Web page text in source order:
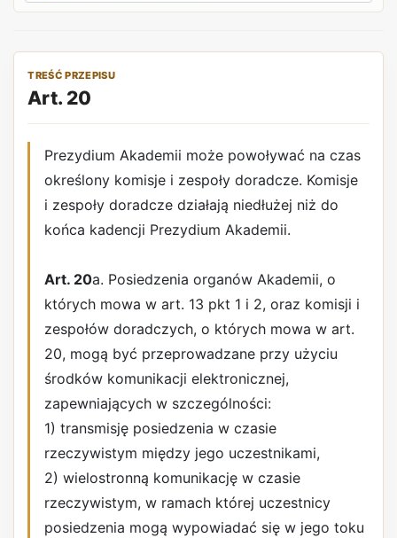
TREŚĆ PRZEPISU
Art. 20
Prezydium Akademii może powoływać na czas
określony komisje i zespoły doradcze. Komisje
i zespoły doradcze działają niedłużej niż do
końca kadencji Prezydium Akademii.
Art. 20a. Posiedzenia organów Akademii, o
których mowa w art. 13 pkt 1 i 2, oraz komisji i
zespołów doradczych, o których mowa w art.
20, mogą być przeprowadzane przy użyciu
środków komunikacji elektronicznej,
zapewniających w szczególności:
1) transmisję posiedzenia w czasie
rzeczywistym między jego uczestnikami,
2) wielostronną komunikację w czasie
rzeczywistym, w ramach której uczestnicy
posiedzenia mogą wypowiadać się w jego toku